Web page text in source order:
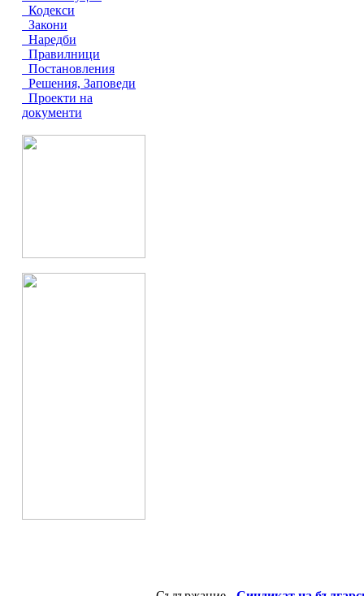
Кодекси
Закони
Наредби
Правилници
Постановления
Решения, Заповеди
Проекти на
документи